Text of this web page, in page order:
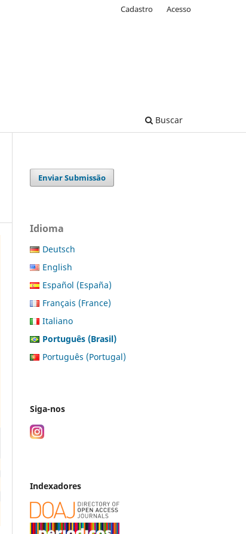
Buscar
Cadastro Acesso
Enviar Submissão
Idioma
Deutsch
English
Español (España)
Français (France)
Italiano
Português (Brasil)
Português (Portugal)
Siga-nos
Indexadores